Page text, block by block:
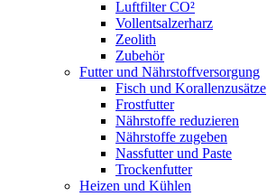
Luftfilter CO²
Vollentsalzerharz
Zeolith
Zubehör
Futter und Nährstoffversorgung
Fisch und Korallenzusätze
Frostfutter
Nährstoffe reduzieren
Nährstoffe zugeben
Nassfutter und Paste
Trockenfutter
Heizen und Kühlen